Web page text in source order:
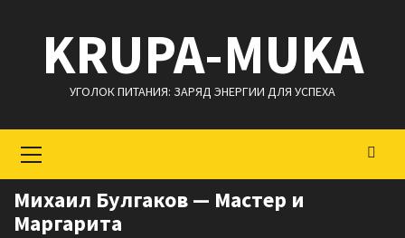
содержимому
KRUPA-MUKA
УГОЛОК ПИТАНИЯ: ЗАРЯД ЭНЕРГИИ ДЛЯ УСПЕХА
меню
Михаил Булгаков — Мастер и
Маргарита